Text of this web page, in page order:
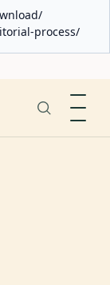
process/